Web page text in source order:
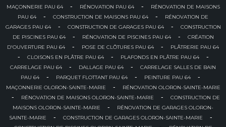
MAÇONNERIE PAU 64 - RÉNOVATION PAU 64 -
RÉNOVATION DE MAISONS
PAU 64
- CONSTRUCTION DE MAISONS PAU 64 -
RÉNOVATION DE
GARAGES PAU 64
- CONSTRUCTION DE GARAGES PAU 64 -
CONSTRUCTION
DE PISCINES PAU 64
- RÉNOVATION DE PISCINES PAU 64 -
CRÉATION
D'OUVERTURE PAU 64
- POSE DE CLÔTURES PAU 64 - PLÂTRERIE PAU 64
- CLOISONS EN PLÂTRE PAU 64 - PLAFONDS EN PLÂTRE PAU 64 -
CARRELAGE PAU 64 - DALLAGE PAU 64 -
CARRELAGE SALLES DE BAIN
PAU 64
- PARQUET FLOTTANT PAU 64 - PEINTURE PAU 64 -
MAÇONNERIE OLORON-SAINTE-MARIE - RÉNOVATION OLORON-SAINTE-MARIE
- RÉNOVATION DE MAISONS OLORON-SAINTE-MARIE -
CONSTRUCTION DE
MAISONS OLORON-SAINTE-MARIE
-
RÉNOVATION DE GARAGES OLORON-
SAINTE-MARIE
- CONSTRUCTION DE GARAGES OLORON-SAINTE-MARIE -